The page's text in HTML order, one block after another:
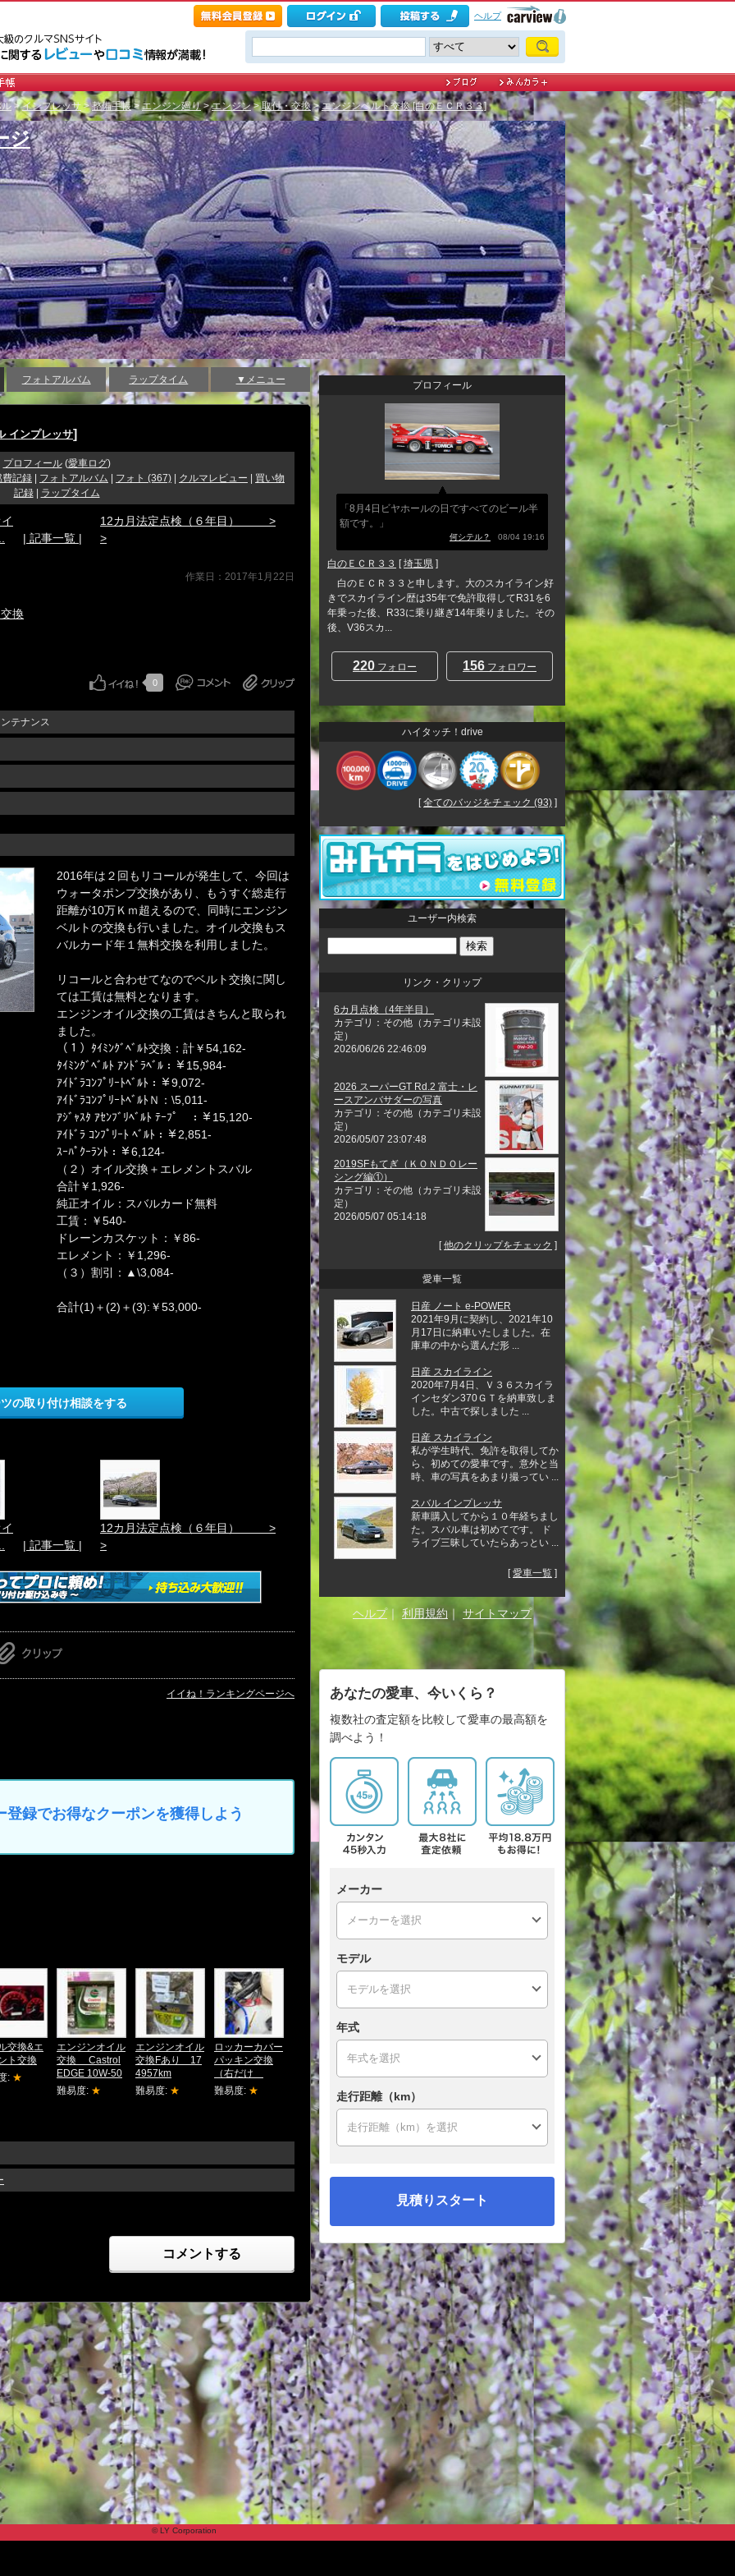
ヘルプ
>インプレッサ>整備手帳>エンジン廻り>エンジン>取付・交換>エンジンベルト交換 [白のＥＣＲ３３]
ジ
フォトアルバム ラップタイム ▼メニュー
インプレッサ]
プロフィール(愛車ログ)
費記録
フォトアルバム フォト (367) クルマレビュー
買い物
記録| ラップタイム
| 記事一覧 |
12カ月法定点検（６年目） >
>
作業日：2017年1月22日
換
0
テナンス
2016年は２回もリコールが発生して、今回は
ウォータポンプ交換があり、もうすぐ総走行
距離が10万Ｋｍ超えるので、同時にエンジン
ベルトの交換も行いました。オイル交換もス
バルカード年１無料交換を利用しました。
リコールと合わせてなのでベルト交換に関し
ては工賃は無料となります。
エンジンオイル交換の工賃はきちんと取られ
ました。
（１）ﾀｲﾐﾝｸﾞﾍﾞﾙﾄ交換：計￥54,162-
ﾀｲﾐﾝｸﾞﾍﾞﾙﾄ ｱﾝﾄﾞﾗﾍﾞﾙ：￥15,984-
ｱｲﾄﾞﾗｺﾝﾌﾟﾘｰﾄﾍﾞﾙﾄ：￥9,072-
ｱｲﾄﾞﾗｺﾝﾌﾟﾘｰﾄﾍﾞﾙﾄＮ：\5,011-
ｱｼﾞｬｽﾀ ｱｾﾝﾌﾞﾘﾍﾞﾙﾄ ﾃｰﾌﾟ ：￥15,120-
ｱｲﾄﾞﾗ ｺﾝﾌﾟﾘｰﾄ ﾍﾞﾙﾄ：￥2,851-
ｽｰﾊﾟｸｰﾗﾝﾄ：￥6,124-
（２）オイル交換＋エレメントスバル
合計￥1,926-
純正オイル：スバルカード無料
工賃：￥540-
ドレーンカスケット：￥86-
エレメント：￥1,296-
（３）割引：▲\3,084-
合計(1)＋(2)＋(3):￥53,000-
の取り付け相談をする
| 記事一覧 |
12カ月法定点検（６年目） >
>
イイね！ランキングページへ
録でお得なクーポンを獲得しよう
交換&エ
ト交換
: ★
エンジンオイル
交換 Castrol
EDGE 10W-50
難易度: ★
エンジンオイル
交換Fあり 17
4957km
難易度: ★
ロッカーカバー
パッキン交換
（右だけ
難易度: ★
コメントする
プロフィール
「8月4日ビヤホールの日ですべてのビール半
額です。」
何シテル？ 08/04 19:16
白のＥＣＲ３３ [埼玉県 ]
白のＥＣＲ３３と申します。大のスカイライン好
きでスカイライン歴は35年で免許取得してR31を6
年乗った後、R33に乗り継ぎ14年乗りました。その
後、V36スカ...
220 フォロー 156 フォロワー
ハイタッチ！drive
[全てのバッジをチェック (93) ]
ユーザー内検索
リンク・クリップ
6カ月点検（4年半目）
カテゴリ：その他（カテゴリ未設
定）
2026/06/26 22:46:09
2026 スーパーGT Rd.2 富士・レ
ースアンバサダーの写真
カテゴリ：その他（カテゴリ未設
定）
2026/05/07 23:07:48
2019SFもてぎ（ＫＯＮＤＯレー
シング編①）
カテゴリ：その他（カテゴリ未設
定）
2026/05/07 05:14:18
[他のクリップをチェック ]
愛車一覧
日産 ノート e-POWER
2021年9月に契約し、2021年10
月17日に納車いたしました。在
庫車の中から選んだ形 ...
日産 スカイライン
2020年7月4日、Ｖ３６スカイラ
インセダン370ＧＴを納車致しま
した。中古で探しました ...
日産 スカイライン
私が学生時代、免許を取得してか
ら、初めての愛車です。意外と当
時、車の写真をあまり撮ってい ...
スバル インプレッサ
新車購入してから１０年経ちまし
た。スバル車は初めてです。 ド
ライブ三昧していたらあっとい ...
[愛車一覧 ]
ヘルプ｜ 利用規約 ｜ サイトマップ
あなたの愛車、今いくら？
複数社の査定額を比較して愛車の最高額を
調べよう！
メーカー
モデル
年式
走行距離（km）
見積りスタート
© LY Corporation